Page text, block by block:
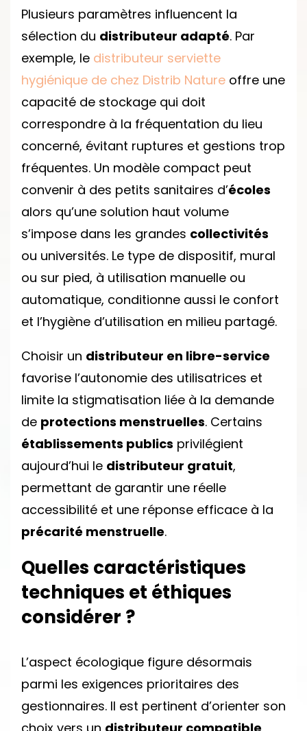
Plusieurs paramètres influencent la
sélection du distributeur adapté. Par
exemple, le distributeur serviette
hygiénique de chez Distrib Nature offre une
capacité de stockage qui doit
correspondre à la fréquentation du lieu
concerné, évitant ruptures et gestions trop
fréquentes. Un modèle compact peut
convenir à des petits sanitaires d’écoles
alors qu’une solution haut volume
s’impose dans les grandes collectivités
ou universités. Le type de dispositif, mural
ou sur pied, à utilisation manuelle ou
automatique, conditionne aussi le confort
et l’hygiène d’utilisation en milieu partagé.
Choisir un distributeur en libre-service
favorise l’autonomie des utilisatrices et
limite la stigmatisation liée à la demande
de protections menstruelles. Certains
établissements publics privilégient
aujourd’hui le distributeur gratuit,
permettant de garantir une réelle
accessibilité et une réponse efficace à la
précarité menstruelle.
Quelles caractéristiques
techniques et éthiques
considérer ?
L’aspect écologique figure désormais
parmi les exigences prioritaires des
gestionnaires. Il est pertinent d’orienter son